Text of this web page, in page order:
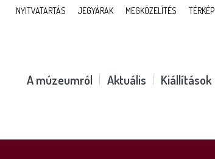
NYITVATARTÁS JEGYÁRAK MEGKÖZELÍTÉS TÉRKÉP
A múzeumról Aktuális Kiállítások